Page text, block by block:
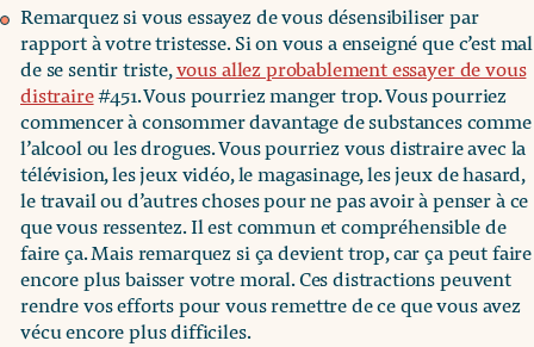
Remarquez si vous essayez de vous désensibiliser par
rapport à votre tristesse. Si on vous a enseigné que c’est mal
de se sentir triste,vous allez probablement essayer de vous
distraire#451. Vous pourriez manger trop. Vous pourriez
commencer à consommer davantage de substances comme
l’alcool ou les drogues. Vous pourriez vous distraire avec la
télévision, les jeux vidéo, le magasinage, les jeux de hasard,
le travail ou d’autres choses pour ne pas avoir à penser à ce
que vous ressentez. Il est commun et compréhensible de
faire ça. Mais remarquez si ça devient trop, car ça peut faire
encore plus baisser votre moral. Ces distractions peuvent
rendre vos efforts pour vous remettre de ce que vous avez
vécu encore plus difficiles.